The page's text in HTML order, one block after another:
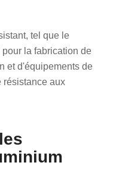
tel que le
la fabrication de
et d'équipements de
résistance aux